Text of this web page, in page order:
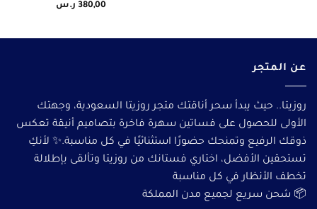
380,00 ر.س
عن المتجر
روزيتا.. حيث يبدأ سحر أناقتك متجر روزيتا السعودية، وجهتك
الأولى للحصول على فساتين سهرة فاخرة بتصاميم أنيقة تعكس
ذوقك الرفيع وتمنحك حضورًا استثنائيًا في كل مناسبة.✨ لأنكِ
تستحقين الأفضل، اختاري فستانك من روزيتا وتألقى بإطلالة
تخطف الأنظار في كل مناسبة
📦 شحن سريع لجميع مدن المملكة